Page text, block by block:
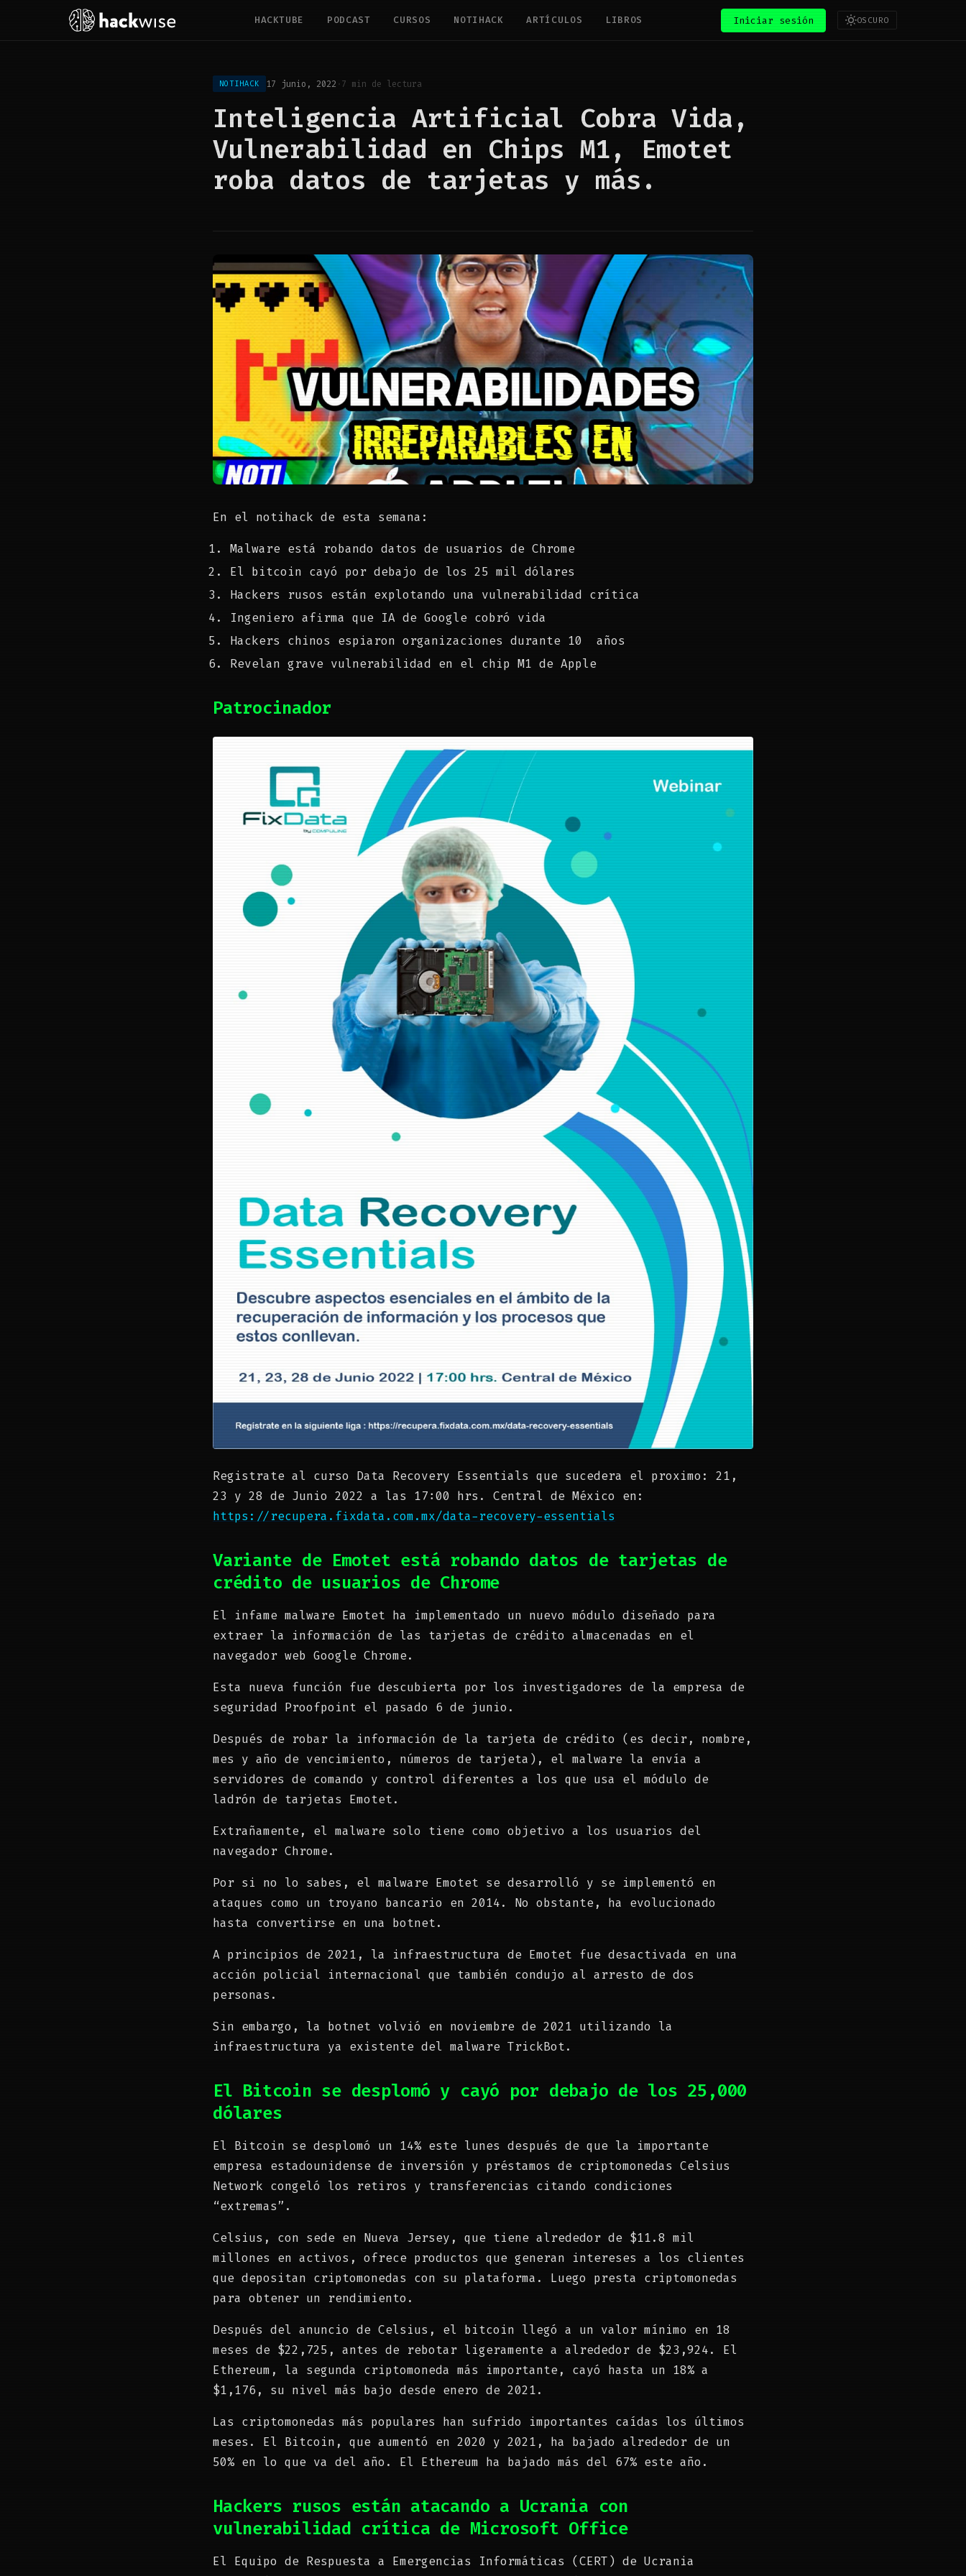
HACKTUBE PODCAST CURSOS NOTIHACK ARTÍCULOS LIBROS Iniciar sesión OSCURO
NOTIHACK 17 junio, 2022 ·7 min de lectura
Inteligencia Artificial Cobra Vida,
Vulnerabilidad en Chips M1, Emotet
roba datos de tarjetas y más.
En el notihack de esta semana:
Malware está robando datos de usuarios de Chrome
El bitcoin cayó por debajo de los 25 mil dólares
Hackers rusos están explotando una vulnerabilidad crítica
Ingeniero afirma que IA de Google cobró vida
Hackers chinos espiaron organizaciones durante 10 años
Revelan grave vulnerabilidad en el chip M1 de Apple
Patrocinador
Registrate al curso Data Recovery Essentials que sucedera el proximo: 21,
23 y 28 de Junio 2022 a las 17:00 hrs. Central de México en:
https://recupera.fixdata.com.mx/data-recovery-essentials
Variante de Emotet está robando datos de tarjetas de
crédito de usuarios de Chrome
El infame malware Emotet ha implementado un nuevo módulo diseñado para
extraer la información de las tarjetas de crédito almacenadas en el
navegador web Google Chrome.
Esta nueva función fue descubierta por los investigadores de la empresa de
seguridad Proofpoint el pasado 6 de junio.
Después de robar la información de la tarjeta de crédito (es decir, nombre,
mes y año de vencimiento, números de tarjeta), el malware la envía a
servidores de comando y control diferentes a los que usa el módulo de
ladrón de tarjetas Emotet.
Extrañamente, el malware solo tiene como objetivo a los usuarios del
navegador Chrome.
Por si no lo sabes, el malware Emotet se desarrolló y se implementó en
ataques como un troyano bancario en 2014. No obstante, ha evolucionado
hasta convertirse en una botnet.
A principios de 2021, la infraestructura de Emotet fue desactivada en una
acción policial internacional que también condujo al arresto de dos
personas.
Sin embargo, la botnet volvió en noviembre de 2021 utilizando la
infraestructura ya existente del malware TrickBot.
El Bitcoin se desplomó y cayó por debajo de los 25,000
dólares
El Bitcoin se desplomó un 14% este lunes después de que la importante
empresa estadounidense de inversión y préstamos de criptomonedas Celsius
Network congeló los retiros y transferencias citando condiciones
“extremas”.
Celsius, con sede en Nueva Jersey, que tiene alrededor de $11.8 mil
millones en activos, ofrece productos que generan intereses a los clientes
que depositan criptomonedas con su plataforma. Luego presta criptomonedas
para obtener un rendimiento.
Después del anuncio de Celsius, el bitcoin llegó a un valor mínimo en 18
meses de $22,725, antes de rebotar ligeramente a alrededor de $23,924. El
Ethereum, la segunda criptomoneda más importante, cayó hasta un 18% a
$1,176, su nivel más bajo desde enero de 2021.
Las criptomonedas más populares han sufrido importantes caídas los últimos
meses. El Bitcoin, que aumentó en 2020 y 2021, ha bajado alrededor de un
50% en lo que va del año. El Ethereum ha bajado más del 67% este año.
Hackers rusos están atacando a Ucrania con
vulnerabilidad crítica de Microsoft Office
El Equipo de Respuesta a Emergencias Informáticas (CERT) de Ucrania